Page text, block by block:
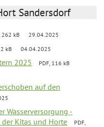
Sandersdorf
262 kB 29.04.2025
kB 04.04.2025
2025
PDF, 116 kB
auf den
Wasserversorgung -
Kitas und Horte
PDF,